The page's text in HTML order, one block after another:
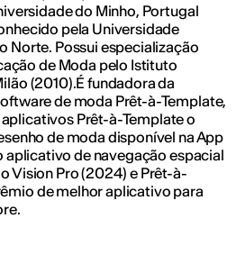
do Minho, Portugal
pela Universidade
Norte. Possui especialização
de Moda pelo Istituto
(2010).É fundadora da
de moda Prêt-à-Template,
Prêt-à-Template o
de moda disponível na App
aplicativo de navegação espacial
Vision Pro (2024) e Prêt-à-
de melhor aplicativo para